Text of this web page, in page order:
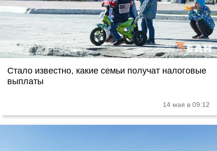
Стало известно, какие семьи получат налоговые
выплаты
14 мая в 09:12